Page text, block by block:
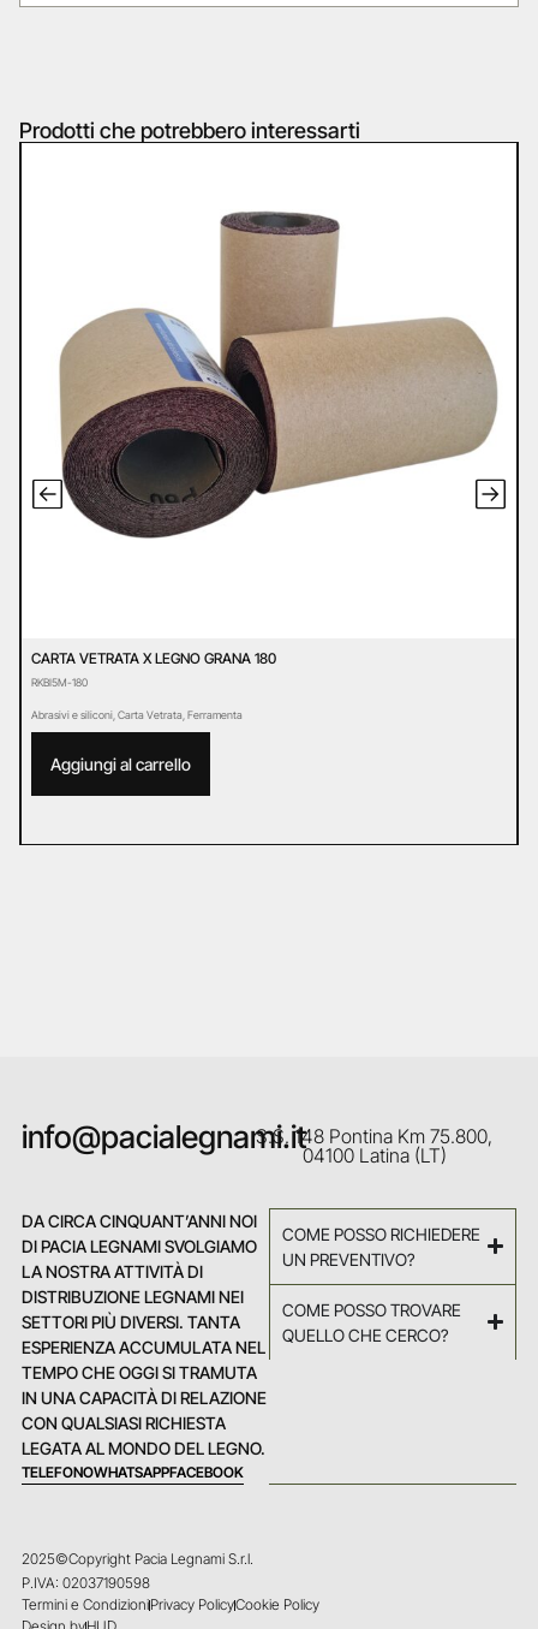
Prodotti che potrebbero interessarti
CARTA VETRATA X LEGNO GRANA 180
RKBI5M-180
Abrasivi e siliconi Carta Vetrata Ferramenta
Aggiungi al carrello
info@pacialegnami.itS.S. 148 Pontina Km 75.800,
04100 Latina (LT)
DA CIRCA CINQUANT’ANNI NOI
DI PACIA LEGNAMI SVOLGIAMO
LA NOSTRA ATTIVITÀ DI
DISTRIBUZIONE LEGNAMI NEI
SETTORI PIÙ DIVERSI. TANTA
ESPERIENZA ACCUMULATA NEL
TEMPO CHE OGGI SI TRAMUTA
IN UNA CAPACITÀ DI RELAZIONE
CON QUALSIASI RICHIESTA
LEGATA AL MONDO DEL LEGNO.
TELEFONOWHATSAPPFACEBOOK
COME POSSO RICHIEDERE
UN PREVENTIVO?
COME POSSO TROVARE
QUELLO CHE CERCO?
2025©Copyright Pacia Legnami S.r.l.
P.IVA: 02037190598
Termini e CondizioniPrivacy PolicyCookie Policy